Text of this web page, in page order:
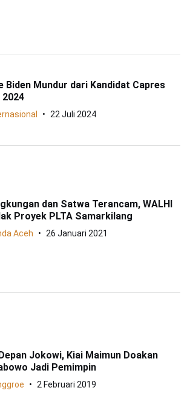
Biden Mundur dari Kandidat Capres
2024
22 Juli 2024
dan Satwa Terancam, WALHI
Proyek PLTA Samarkilang
Aceh 26 Januari 2021
Jokowi, Kiai Maimun Doakan
Jadi Pemimpin
2 Februari 2019